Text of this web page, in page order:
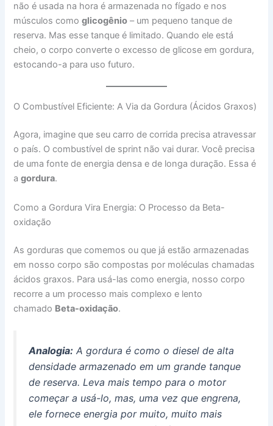
não é usada na hora é armazenada no fígado e nos
músculos comoglicogênio – um pequeno tanque de
reserva. Mas esse tanque é limitado. Quando ele está
cheio, o corpo converte o excesso de glicose em gordura,
estocando-a para uso futuro.
O Combustível Eficiente: A Via da Gordura (Ácidos Graxos)
Agora, imagine que seu carro de corrida precisa atravessar
o país. O combustível de sprint não vai durar. Você precisa
de uma fonte de energia densa e de longa duração. Essa é
agordura.
Como a Gordura Vira Energia: O Processo da Beta-
oxidação
As gorduras que comemos ou que já estão armazenadas
em nosso corpo são compostas por moléculas chamadas
ácidos graxos. Para usá-las como energia, nosso corpo
recorre a um processo mais complexo e lento
chamado Beta-oxidação.
Analogia: A gordura é como o diesel de alta
densidade armazenado em um grande tanque
de reserva. Leva mais tempo para o motor
começar a usá-lo, mas, uma vez que engrena,
ele fornece energia por muito, muito mais